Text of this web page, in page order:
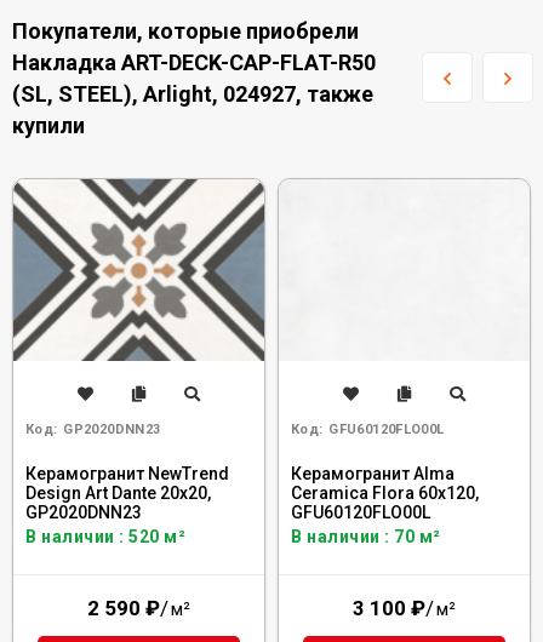
Покупатели, которые приобрели
Накладка ART-DECK-CAP-FLAT-R50
(SL, STEEL), Arlight, 024927, также
купили
Код: GP2020DNN23
Керамогранит NewTrend
Design Art Dante 20x20,
GP2020DNN23
В наличии : 520 м²
2 590 ₽/м²
Код: GFU60120FLO00L
Керамогранит Alma
Ceramica Flora 60x120,
GFU60120FLO00L
В наличии : 70 м²
3 100 ₽/м²